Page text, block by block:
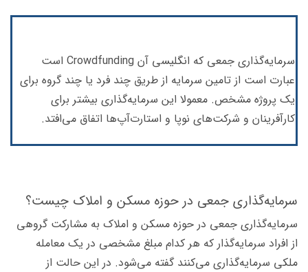
سرمایه‌گذاری جمعی که انگلیسی آن Crowdfunding است
عبارت است از تامین سرمایه از طریق چند فرد یا چند گروه برای
یک پروژه مشخص. معمولا این سرمایه‌گذاری بیشتر برای
کارآفرینان و شرکت‌های نوپا و استارت‌آپ‌ها اتفاق می‌افتد.
سرمایه‌گذاری جمعی در حوزه مسکن و املاک چیست؟
سرمایه‌گذاری جمعی در حوزه مسکن و املاک به مشارکت گروهی
از افراد سرمایه‌گذار که هر کدام مبلغ مشخصی در یک معامله
ملکی سرمایه‌گذاری می‌کنند گفته می‌شود. در این حالت از